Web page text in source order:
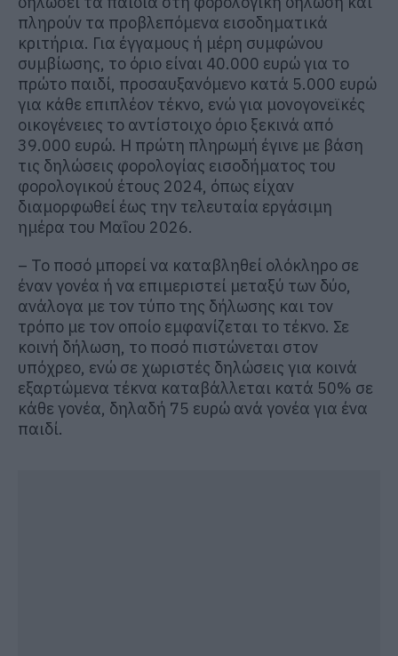
πληρούν τα προβλεπόμενα εισοδηματικά
κριτήρια. Για έγγαμους ή μέρη συμφώνου
συμβίωσης, το όριο είναι 40.000 ευρώ για το
πρώτο παιδί, προσαυξανόμενο κατά 5.000 ευρώ
για κάθε επιπλέον τέκνο, ενώ για μονογονεϊκές
οικογένειες το αντίστοιχο όριο ξεκινά από
39.000 ευρώ. Η πρώτη πληρωμή έγινε με βάση
τις δηλώσεις φορολογίας εισοδήματος του
φορολογικού έτους 2024, όπως είχαν
διαμορφωθεί έως την τελευταία εργάσιμη
ημέρα του Μαΐου 2026.
– Το ποσό μπορεί να καταβληθεί ολόκληρο σε
έναν γονέα ή να επιμεριστεί μεταξύ των δύο,
ανάλογα με τον τύπο της δήλωσης και τον
τρόπο με τον οποίο εμφανίζεται το τέκνο. Σε
κοινή δήλωση, το ποσό πιστώνεται στον
υπόχρεο, ενώ σε χωριστές δηλώσεις για κοινά
εξαρτώμενα τέκνα καταβάλλεται κατά 50% σε
κάθε γονέα, δηλαδή 75 ευρώ ανά γονέα για ένα
παιδί.